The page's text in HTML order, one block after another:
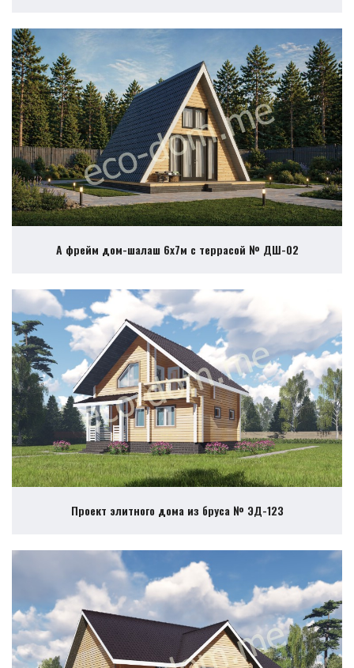
А фрейм дом-шалаш 6х7м с террасой № ДШ-02
Проект элитного дома из бруса № ЭД-123